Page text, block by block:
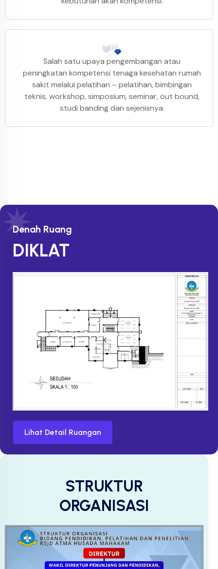
Salah satu upaya pengembangan atau
peningkatan kompetensi tenaga kesehatan rumah
sakit melalui pelatihan – pelatihan, bimbingan
teknis, workshop, simposium, seminar, out bound,
studi banding dan sejenisnya.
Denah Ruang
DIKLAT
Lihat Detail Ruangan
STRUKTUR
ORGANISASI